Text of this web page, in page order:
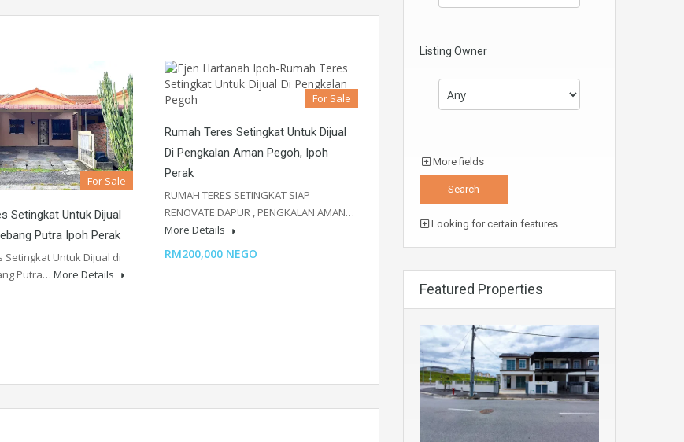
For Sale
Setingkat Untuk Dijual
Putra Ipoh Perak
Setingkat Untuk Dijual di
Putra… More Details
For Sale
Rumah Teres Setingkat Untuk Dijual
Di Pengkalan Aman Pegoh, Ipoh
Perak
RUMAH TERES SETINGKAT SIAP
RENOVATE DAPUR , PENGKALAN AMAN…
More Details
RM200,000 NEGO
Listing Owner
More fields
Looking for certain features
Featured Properties